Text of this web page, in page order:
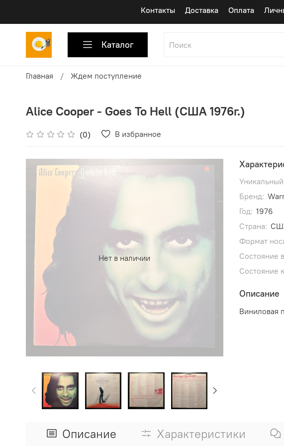
Контакты Доставка Оплата
Каталог
Главная Ждем поступление
Alice Cooper - Goes To Hell (США 1976г.)
(0) В избранное
Нет в наличии
Бренд:
Год: 1976
Страна:
Формат
Состояние
Состояние
Описание
Виниловая
Описание Характеристики